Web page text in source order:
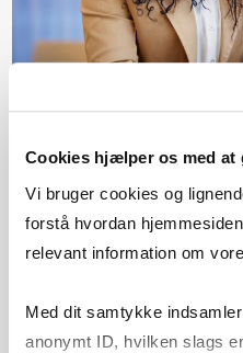
Cookies hjælper os med at
Vi bruger cookies og
forstå hvordan
relevant information om
Med dit samtykke
anonymt ID, hvilken slags
Spæn­din­gen lig­ger
Det er et kæmpe plus at
redskaber i værktøjskassen
skatteopgaver, fordi
konstant bevægelse, og
Se artikel